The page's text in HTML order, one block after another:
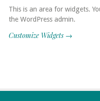
This is an area for widgets.
the WordPress admin.
Customize Widgets →